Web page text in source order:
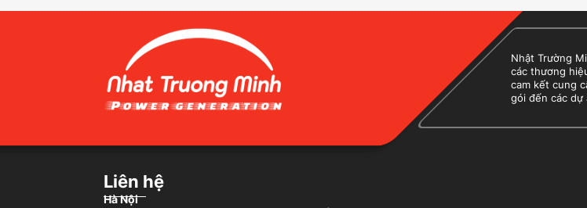
Nhật Trường
các thương
cam kết cung
gói đến các dự
Liên hệ
Hà Nội